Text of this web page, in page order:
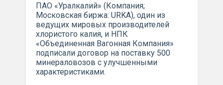
ПАО «Уралкалий» (Компания;
Московская биржа: URKA), один из
ведущих мировых производителей
хлористого калия, и НПК
«Объединенная Вагонная Компания»
подписали договор на поставку 500
минераловозов с улучшенными
характеристиками.